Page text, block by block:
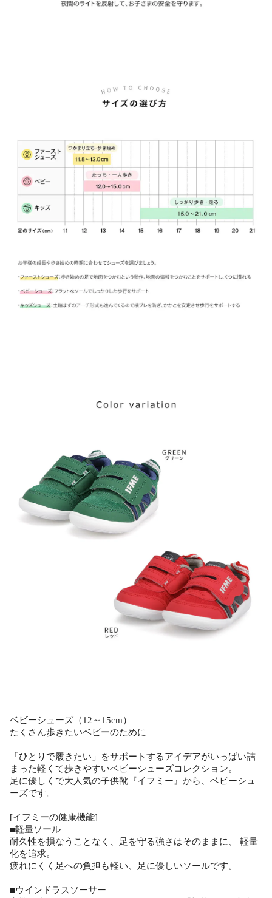
ベビーシューズ（12～15cm）
たくさん歩きたいベビーのために
「ひとりで履きたい」をサポートするアイデアがいっぱい詰
まった軽くて歩きやすいベビーシューズコレクション。
足に優しくで大人気の子供靴『イフミー』から、ベビーシュ
ーズです。
[イフミーの健康機能]
■軽量ソール
耐久性を損なうことなく、足を守る強さはそのままに、 軽量
化を追求。
疲れにくく足への負担も軽い、足に優しいソールです。
■ウインドラスソーサー